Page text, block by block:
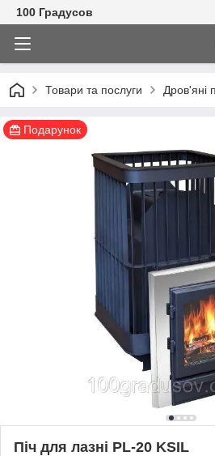
100 Градусов
Товари та послуги Дров'яні
Подарунок
Піч для лазні PL-20 KSIL